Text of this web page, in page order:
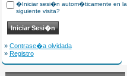
�Iniciar sesi�n autom�ticamente en la
siguiente visita?
» Contrase�a olvidada
» Registro